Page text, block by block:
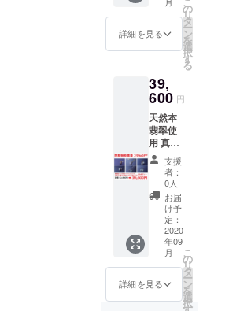
違いは
ござい
ますの
ませ。
を備考
欄に記
載をお
真はサ
ンプル
になり
ます。
ご支援
いただ
いた後
に制作
いたし
ますの
で、写
真と実
際の商
品で
は、色
合い、
大きさ
セット
■ジュエ
リー
ボック
ス代・
込み ※
リング
サイズ
はご希
望サイ
ズで制
作いた
します
ので、
ご支援
いただ
く際に
ご希望
サイズ
を備考
欄に記
載をお
詳細を見る
の
リ
タ
ー
ン
を
選
択
す
る
39,
600 円
天然本
翡翠使
用 真鍮
製 猫耳
デザイ
ンリン
グ＆
ネック
レス＆
ピアス
天然本
翡翠使
用 シル
バー製
猫耳デ
ザイン
支援
者：
0人
お届
け予
定：
2020
年09
月
詳細を見る
こ
の
リ
タ
ー
ン
を
選
択